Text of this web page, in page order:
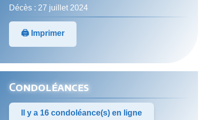
Décès : 27 juillet 2024
🖨️ Imprimer
Condoléances
Il y a 16 condoléance(s) en ligne